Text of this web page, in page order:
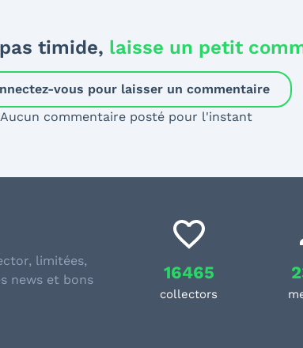
timide, laisse un petit
vous pour laisser un commentaire
Aucun commentaire posté pour l'instant
limitées,
news et bons
16465
collectors